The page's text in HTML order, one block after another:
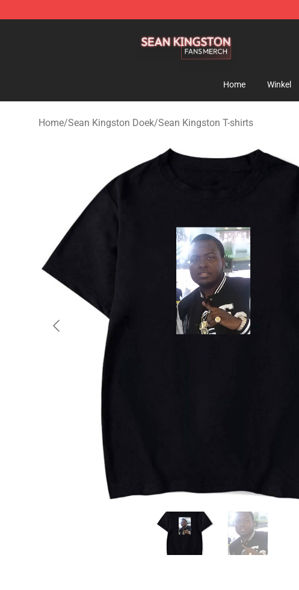
Home Winkel
Home/Sean Kingston Doek/Sean Kingston T-shirts